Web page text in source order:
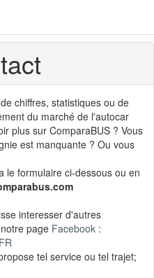
chiffres, statistiques ou de
du marché de l'autocar
plus sur ComparaBUS ? Vous
est manquante ? Ou vous
le formulaire ci-dessous ou en
interesser d'autres
page Facebook :
tel service ou tel trajet;